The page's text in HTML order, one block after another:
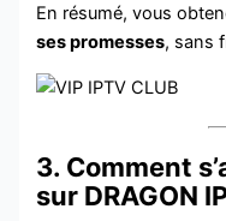
En résumé, vous
ses promesses, sans
3. Comment
sur DRAGON